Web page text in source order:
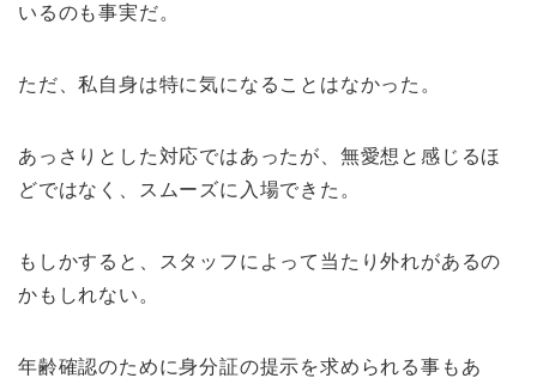
いるのも事実だ。
ただ、私自身は特に気になることはなかった。
あっさりとした対応ではあったが、無愛想と感じるほ
どではなく、スムーズに入場できた。
もしかすると、スタッフによって当たり外れがあるの
かもしれない。
年齢確認のために身分証の提示を求められる事もあ